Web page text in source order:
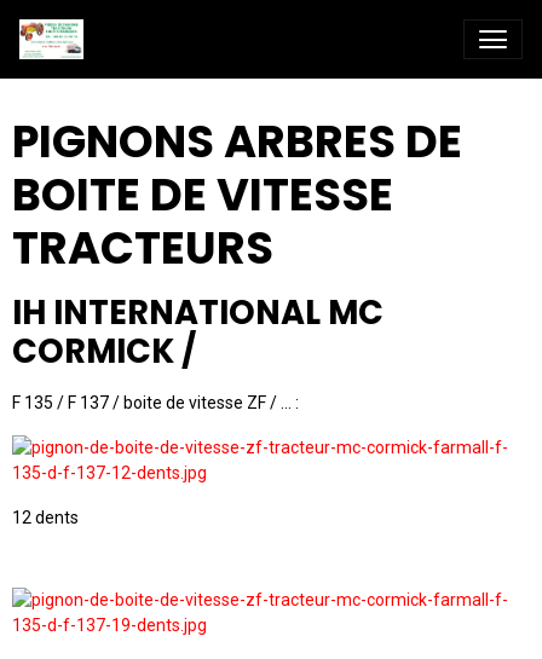
PIGNONS ARBRES DE
BOITE DE VITESSE
TRACTEURS
IH INTERNATIONAL MC
CORMICK /
F 135 / F 137 / boite de vitesse ZF / ... :
12 dents